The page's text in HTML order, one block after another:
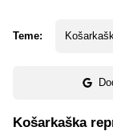
Teme:
Košarkaška